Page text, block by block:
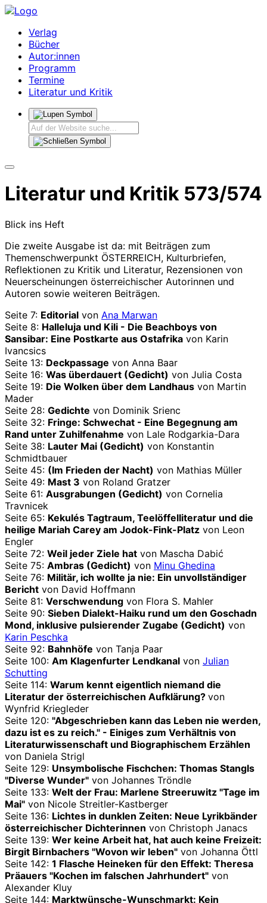
Verlag
Bücher
Autor:innen
Programm
Termine
Literatur und Kritik
Literatur und Kritik 573/574
Blick ins Heft
Die zweite Ausgabe ist da: mit Beiträgen zum
Themenschwerpunkt ÖSTERREICH, Kulturbriefen,
Reflektionen zu Kritik und Literatur, Rezensionen von
Neuerscheinungen österreichischer Autorinnen und
Autoren sowie weiteren Beiträgen.
Seite 7: Editorial von Ana Marwan
Seite 8: Halleluja und Kili - Die Beachboys von
Sansibar: Eine Postkarte aus Ostafrika von Karin
Ivancsics
Seite 13: Deckpassage von Anna Baar
Seite 16: Was überdauert (Gedicht) von Julia Costa
Seite 19: Die Wolken über dem Landhaus von Martin
Mader
Seite 28: Gedichte von Dominik Srienc
Seite 32: Fringe: Schwechat - Eine Begegnung am
Rand unter Zuhilfenahme von Lale Rodgarkia-Dara
Seite 38: Lauter Mai (Gedicht) von Konstantin
Schmidtbauer
Seite 45: (Im Frieden der Nacht) von Mathias Müller
Seite 49: Mast 3 von Roland Gratzer
Seite 61: Ausgrabungen (Gedicht) von Cornelia
Travnicek
Seite 65: Kekulés Tagtraum, Teelöffelliteratur und die
heilige Mariah Carey am Jodok-Fink-Platz von Leon
Engler
Seite 72: Weil jeder Ziele hat von Mascha Dabić
Seite 75: Ambras (Gedicht) von Minu Ghedina
Seite 76: Militär, ich wollte ja nie: Ein unvollständiger
Bericht von David Hoffmann
Seite 81: Verschwendung von Flora S. Mahler
Seite 90: Sieben Dialekt-Haiku rund um den Goschadn
Mond, inklusive pulsierender Zugabe (Gedicht) von
Karin Peschka
Seite 92: Bahnhöfe von Tanja Paar
Seite 100: Am Klagenfurter Lendkanal von Julian
Schutting
Seite 114: Warum kennt eigentlich niemand die
Literatur der österreichischen Aufklärung? von
Wynfrid Kriegleder
Seite 120: "Abgeschrieben kann das Leben nie werden,
dazu ist es zu reich." - Einiges zum Verhältnis von
Literaturwissenschaft und Biographischem Erzählen
von Daniela Strigl
Seite 129: Unsymbolische Fischchen: Thomas Stangls
"Diverse Wunder" von Johannes Tröndle
Seite 133: Welt der Frau: Marlene Streeruwitz "Tage im
Mai" von Nicole Streitler-Kastberger
Seite 136: Lichtes in dunklen Zeiten: Neue Lyrikbänder
österreichischer Dichterinnen von Christoph Janacs
Seite 139: Wer keine Arbeit hat, hat auch keine Freizeit:
Birgit Birnbachers "Wovon wir leben" von Johanna Öttl
Seite 142: 1 Flasche Heineken für den Effekt: Theresa
Präauers "Kochen im falschen Jahrhundert" von
Alexander Kluy
Seite 144: Marktwünsche-Wunschmarkt: Kein